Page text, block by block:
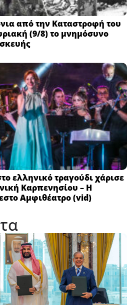
από την Καταστροφή του
(9/8) το μνημόσυνο
ελληνικό τραγούδι χάρισε
Καρπενησίου – Η
Αμφιθέατρο (vid)